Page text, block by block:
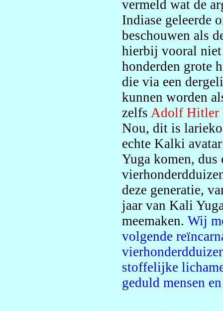
vermeld wat de
Indiase geleerde
beschouwen als
hierbij vooral
honderden grote
die via een
kunnen worden
zelfs Adolf Hitler
Nou, dit is
echte Kalki
Yuga komen,
deze generatie,
jaar van Kali
meemaken. Wij
volgende
stoffelijke
geduld mensen